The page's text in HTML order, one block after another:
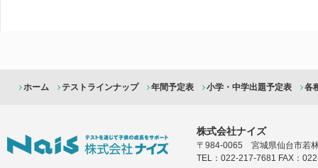
ホーム テストラインナップ 年間予定表 小学・中学出題予定表 各
株式会社ナイズ
〒984-0065 宮城県仙台市若
TEL：022-217-7681 FAX：